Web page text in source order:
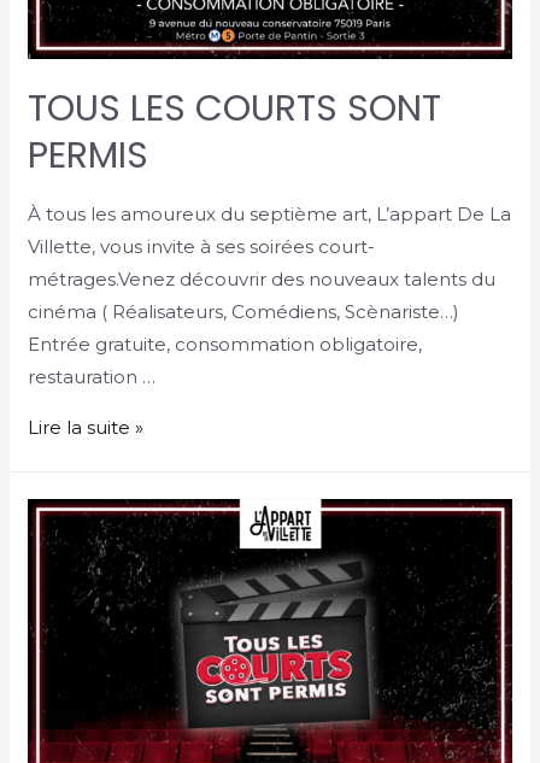
TOUS LES COURTS SONT
PERMIS
À tous les amoureux du septième art, L’appart De La
Villette, vous invite à ses soirées court-
métrages.Venez découvrir des nouveaux talents du
cinéma ( Réalisateurs, Comédiens, Scènariste…)
Entrée gratuite, consommation obligatoire,
restauration …
Lire la suite »